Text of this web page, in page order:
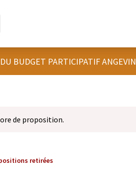
BUDGET PARTICIPATIF ANGEVIN
de proposition.
retirées